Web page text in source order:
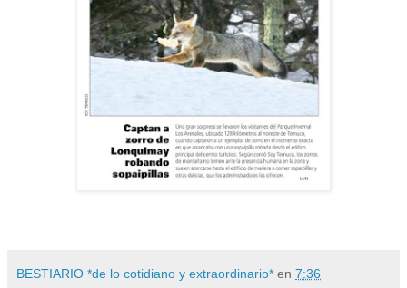
BESTIARIO *de lo cotidiano y extraordinario* en 7:36